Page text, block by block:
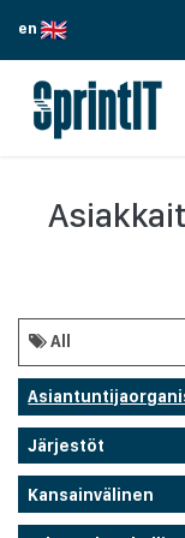
en
All
Järjestöt
Kansainvälinen